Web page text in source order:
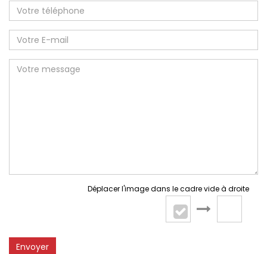
Déplacer l'image dans le cadre vide à droite
Envoyer